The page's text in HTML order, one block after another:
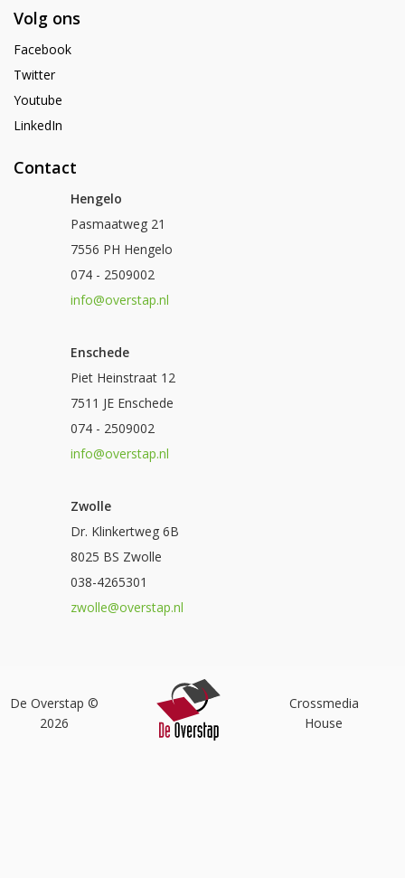
Volg ons
Facebook
Twitter
Youtube
LinkedIn
Contact
Hengelo
Pasmaatweg 21
7556 PH Hengelo
074 - 2509002
info@overstap.nl
Enschede
Piet Heinstraat 12
7511 JE Enschede
074 - 2509002
info@overstap.nl
Zwolle
Dr. Klinkertweg 6B
8025 BS Zwolle
038-4265301
zwolle@overstap.nl
De Overstap ©
2026
Crossmedia
House